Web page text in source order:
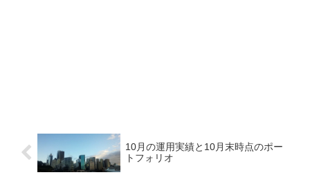
10月の運用実績と10月末時点のポー
トフォリオ